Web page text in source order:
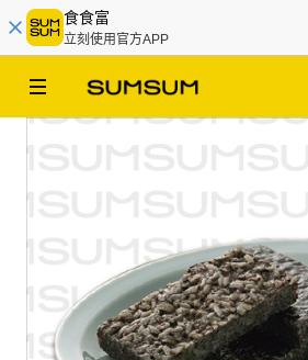
食食富
立刻使用官方APP